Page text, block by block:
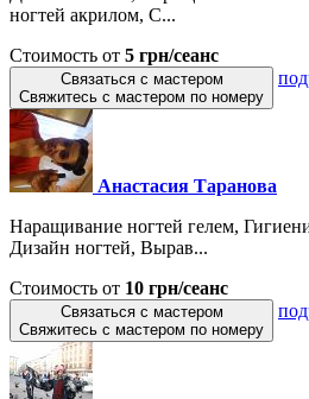
ногтей акрилом, С...
Стоимость от 5 грн/сеанс
Связаться с мастером
Свяжитесь с мастером по номеру
Анастасия Таранова
Наращивание ногтей гелем,
Дизайн ногтей, Вырав...
Стоимость от 10 грн/сеанс
Связаться с мастером
Свяжитесь с мастером по номеру